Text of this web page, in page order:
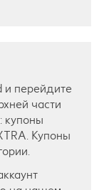
и перейдите
части
купоны
Купоны